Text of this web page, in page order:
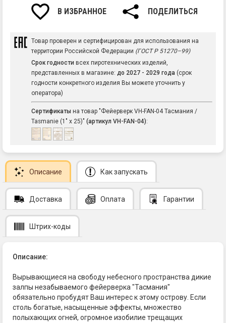
В ИЗБРАННОЕ ПОДЕЛИТЬСЯ
Товар проверен и сертифицирован для использования на
территории Российской Федерации (ГОСТ Р 51270–99)
Срок годности всех пиротехнических изделий,
представленных в магазине: до 2027 - 2029 года (срок
годности конкретного изделия Вы можете уточнить у
оператора)
Сертификаты на товар "Фейерверк VH-FAN-04 Тасмания /
Tasmanie (1" х 25)" (артикул VH-FAN-04):
Описание Как запускать
Доставка Оплата Гарантии
Штрих-коды
Описание:
Вырывающиеся на свободу небесного пространства дикие
залпы незабываемого фейерверка "Тасмания"
обязательно пробудят Ваш интерес к этому острову. Если
столь богатые, насыщенные эффекты, множество
полыхающих огней, огромное изобилие трещащих